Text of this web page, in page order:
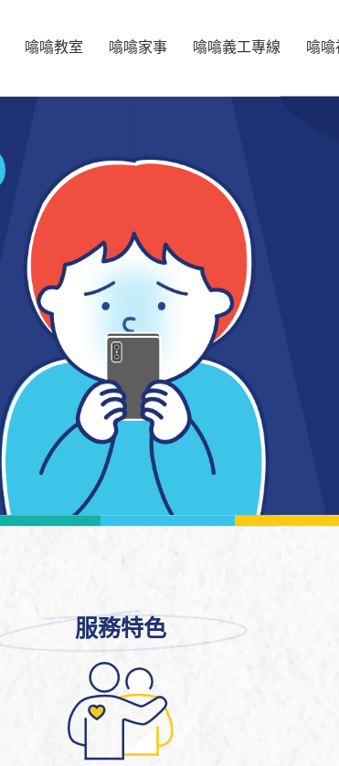
噏噏教室 噏噏家事 噏噏義工專線 噏噏
服務特色